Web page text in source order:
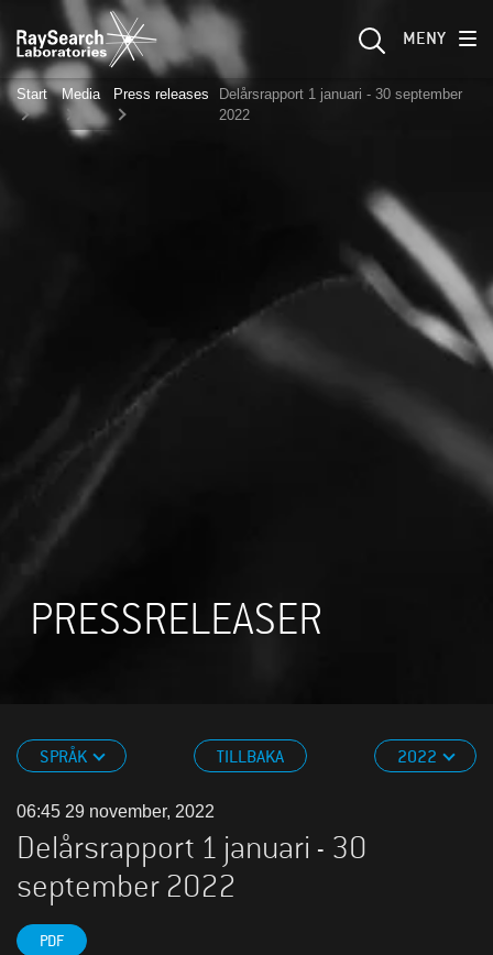
MENY
Start Media Press releases
Delårsrapport 1 januari - 30 september
2022
PRESSRELEASER
SPRÅK TILLBAKA 2022
06:45 29 november, 2022
Delårsrapport 1 januari - 30
september 2022
PDF